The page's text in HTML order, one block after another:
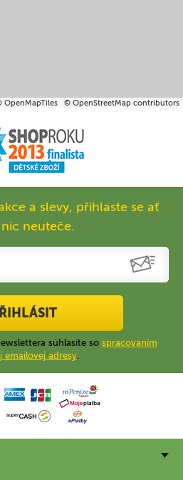
OpenMapTiles © OpenStreetMap contributors
a slevy, přihlaste se ať
neuteče.
súhlasíte so spracovaním
emailovej adresy.